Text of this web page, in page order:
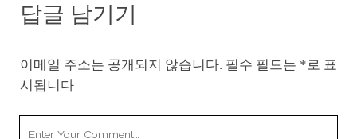
답글 남기기
이메일 주소는 공개되지 않습니다. 필수 필드는 * 로 표
시됩니다